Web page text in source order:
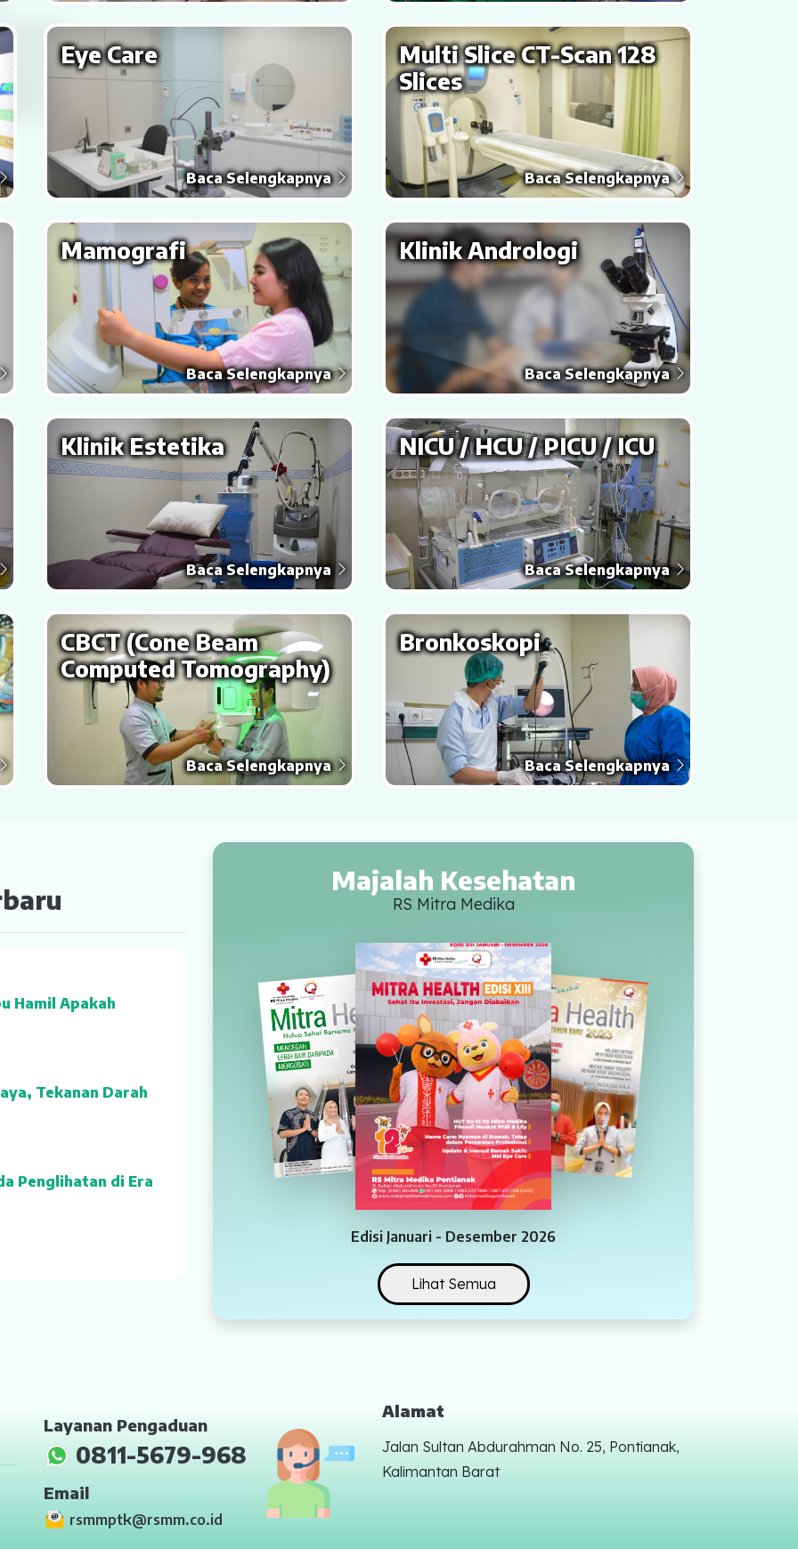
Eye Care
Baca Selengkapnya
Multi Slice CT-Scan 128
Slices
Baca Selengkapnya
Mamografi
Baca Selengkapnya
Klinik Andrologi
Baca Selengkapnya
Klinik Estetika
Baca Selengkapnya
NICU / HCU / PICU / ICU
Baca Selengkapnya
CBCT (Cone Beam
Computed Tomography)
Baca Selengkapnya
Bronkoskopi
Baca Selengkapnya
Hamil Apakah
Tekanan Darah
Penglihatan di Era
Majalah Kesehatan
RS Mitra Medika
Edisi Januari - Desember 2026
Lihat Semua
Layanan Pengaduan
0811-5679-968
Email
rsmmptk@rsmm.co.id
Alamat
Jalan Sultan Abdurahman No. 25, Pontianak,
Kalimantan Barat